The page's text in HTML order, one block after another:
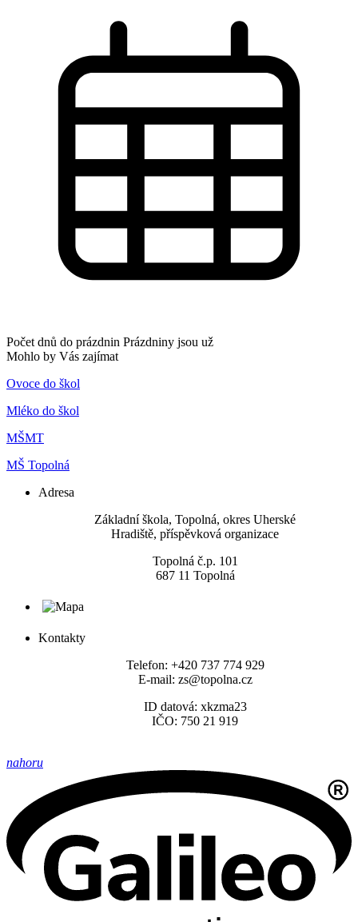
Počet dnů do prázdnin Prázdniny jsou už
Mohlo by Vás zajímat
Ovoce do škol
Mléko do škol
MŠMT
MŠ Topolná
Adresa
​Základní škola, Topolná, okres Uherské
Hradiště, příspěvková organizace
Topolná č.p. 101
687 11 Topolná
Kontakty
Telefon: +420 737 774 929
E-mail: zs@topolna.cz
ID datová: xkzma23
IČO: 750 21 919
nahoru